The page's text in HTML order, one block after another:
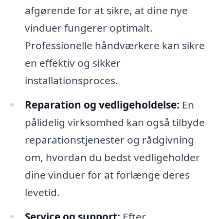
afgørende for at sikre, at dine nye
vinduer fungerer optimalt.
Professionelle håndværkere kan sikre
en effektiv og sikker
installationsproces.
Reparation og vedligeholdelse: En
pålidelig virksomhed kan også tilbyde
reparationstjenester og rådgivning
om, hvordan du bedst vedligeholder
dine vinduer for at forlænge deres
levetid.